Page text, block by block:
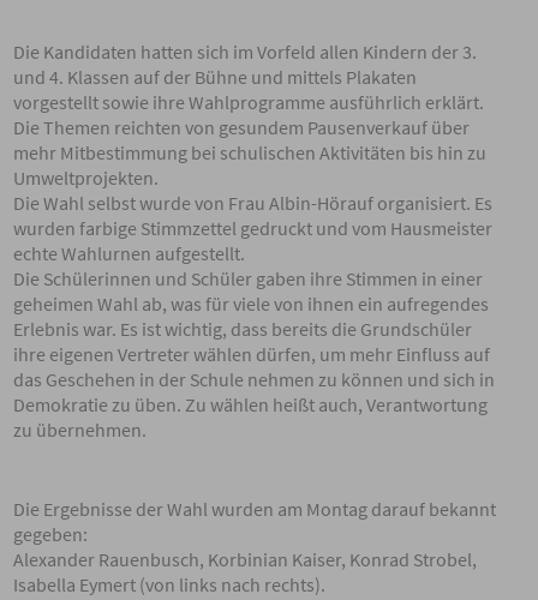
Die Kandidaten hatten sich im Vorfeld allen Kindern der 3.
und 4. Klassen auf der Bühne und mittels Plakaten
vorgestellt sowie ihre Wahlprogramme ausführlich erklärt.
Die Themen reichten von gesundem Pausenverkauf über
mehr Mitbestimmung bei schulischen Aktivitäten bis hin zu
Umweltprojekten.
Die Wahl selbst wurde von Frau Albin-Hörauf organisiert. Es
wurden farbige Stimmzettel gedruckt und vom Hausmeister
echte Wahlurnen aufgestellt.
Die Schülerinnen und Schüler gaben ihre Stimmen in einer
geheimen Wahl ab, was für viele von ihnen ein aufregendes
Erlebnis war. Es ist wichtig, dass bereits die Grundschüler
ihre eigenen Vertreter wählen dürfen, um mehr Einfluss auf
das Geschehen in der Schule nehmen zu können und sich in
Demokratie zu üben. Zu wählen heißt auch, Verantwortung
zu übernehmen.
Die Ergebnisse der Wahl wurden am Montag darauf bekannt
gegeben:
Alexander Rauenbusch, Korbinian Kaiser, Konrad Strobel,
Isabella Eymert (von links nach rechts).